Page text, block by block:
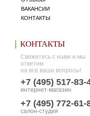
ВАКАНСИИ
КОНТАКТЫ
КОНТАКТЫ
Свяжитесь с нами и мы
ответим
на все ваши вопросы!
+7 (495) 517-83-
интернет-магазин
+7 (495) 772-61-
салон-студия